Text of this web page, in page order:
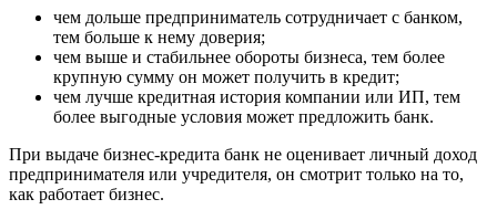
чем дольше предприниматель сотрудничает с банком,
тем больше к нему доверия;
чем выше и стабильнее обороты бизнеса, тем более
крупную сумму он может получить в кредит;
чем лучше кредитная история компании или ИП, тем
более выгодные условия может предложить банк.
При выдаче бизнес-кредита банк не оценивает личный доход
предпринимателя или учредителя, он смотрит только на то,
как работает бизнес.